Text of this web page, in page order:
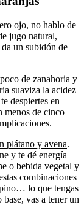
ojo, no hablo de
jugo natural,
un subidón de
de zanahoria y
suaviza la acidez
despiertes en
menos de cinco
plátano y avena.
y te dé energía
o bebida vegetal y
combinaciones
lo que tengas
vas a tener un